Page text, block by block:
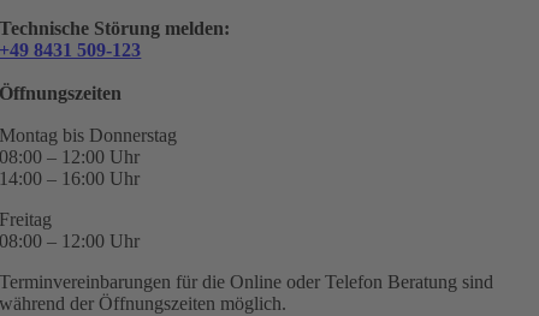
Technische Störung melden:
+49 8431 509-123
Öffnungszeiten
Montag bis Donnerstag
08:00 – 12:00 Uhr
14:00 – 16:00 Uhr
Freitag
08:00 – 12:00 Uhr
Terminvereinbarungen für die Online oder Telefon Beratung sind
während der Öffnungszeiten möglich.